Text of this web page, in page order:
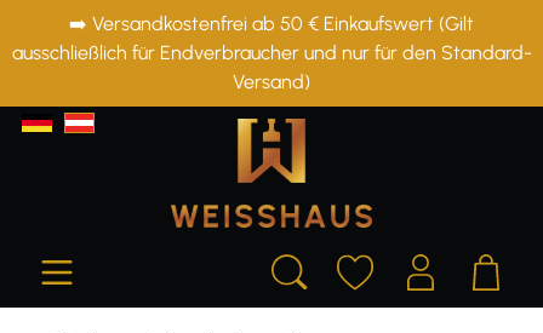
springen
➡️ Versandkostenfrei ab 50 € Einkaufswert (Gilt
ausschließlich für Endverbraucher und nur für den Standard-
Versand)